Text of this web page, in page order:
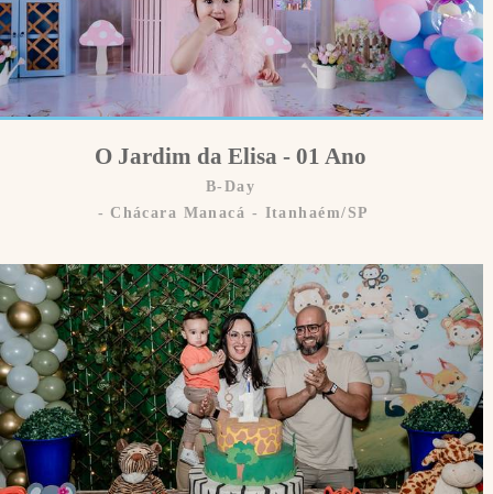
O Jardim da Elisa - 01 Ano
B-Day
Chácara Manacá - Itanhaém/SP